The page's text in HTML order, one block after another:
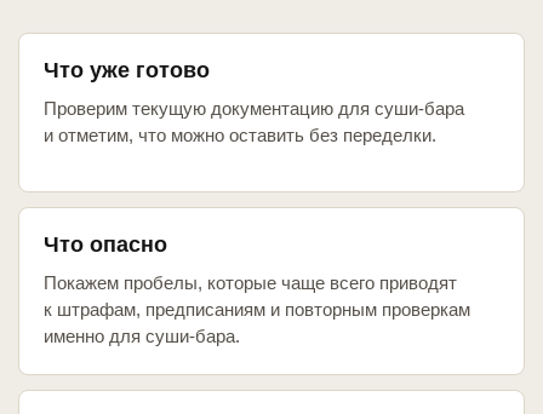
Что уже готово
Проверим текущую документацию для суши-бара
и отметим, что можно оставить без переделки.
Что опасно
Покажем пробелы, которые чаще всего приводят
к штрафам, предписаниям и повторным проверкам
именно для суши-бара.